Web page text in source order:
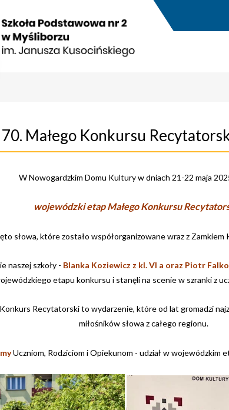
Małego Konkursu
W Nowogardzkim Domu Kultury w dniach 21-22 maja
wojewódzki etap Małego Konkursu
słowa, które zostało współorganizowane wraz z Zamkiem
naszej szkoły - Blanka Koziewicz z kl. VI a oraz Piotr
etapu konkursu i stanęli na scenie w szranki z
Recytatorski to wydarzenie, które od lat gromadzi
miłośników słowa z całego regionu.
Uczniom, Rodziciom i Opiekunom - udział w wojewódzkim